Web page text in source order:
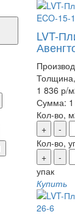
LVT-
1 836 р/
Сумма:
Кол-во,
+
-
Кол-во,
+
-
упак
Купить